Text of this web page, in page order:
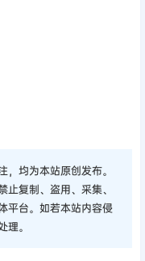
均为本站原创发布。
复制、盗用、采集、
平台。如若本站内容侵
。